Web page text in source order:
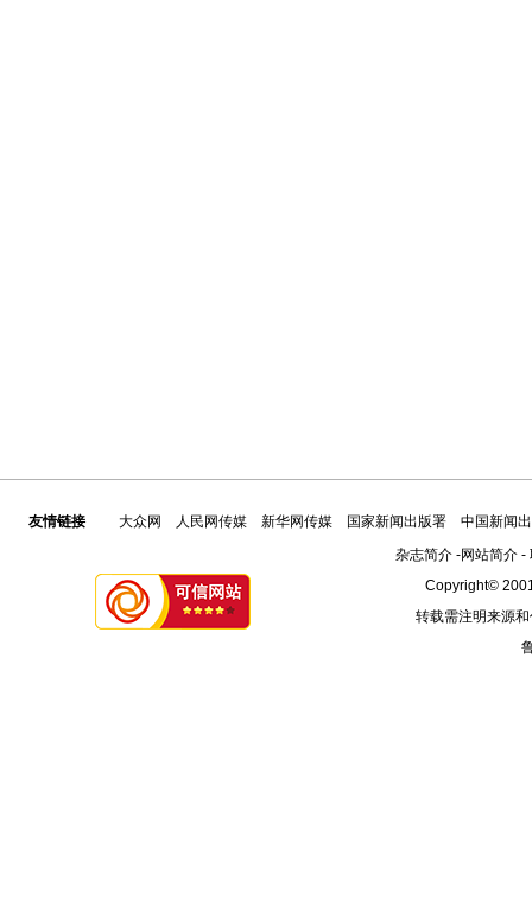
友情链接 大众网 人民网传媒 新华网传媒 国家新闻出版署
中国新闻
杂志简介-网站简介-
Copyright©
转载需注明来源